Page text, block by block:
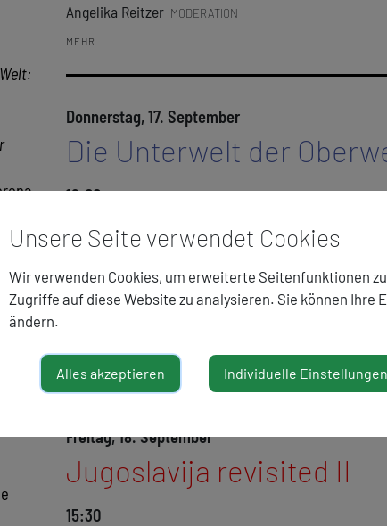
Angelika Reitzer MODERATION
MEHR ...
Donnerstag, 17. September
Die Unterwelt der
19:00
Wolfgang Bleier Die Nacht hat hundert
Klever Verlag
Katharina Riese Wieder Tauben
Bilder aus der Oberwelt. Klever Verlag
Freitag, 18. September
Jugoslavija revisited II
15:30
Unsere Seite verwendet Cookies
Wir verwenden Cookies, um erweiterte Seitenfunktionen
Zugriffe auf diese Website zu analysieren. Sie können Ihre
ändern.
Alles akzeptieren Individuelle Einstellungen